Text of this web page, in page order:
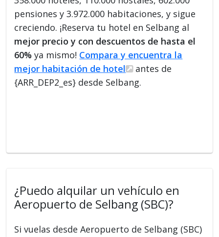
pensiones y 3.972.000 habitaciones, y sigue
creciendo. ¡Reserva tu hotel en Selbang al
mejor precio y con descuentos de hasta el
60% ya mismo! Compara y encuentra la
mejor habitación de hotel
antes de
{ARR_DEP2_es} desde Selbang.
¿Puedo alquilar un vehículo en
Aeropuerto de Selbang (SBC)?
Si vuelas desde Aeropuerto de Selbang (SBC)